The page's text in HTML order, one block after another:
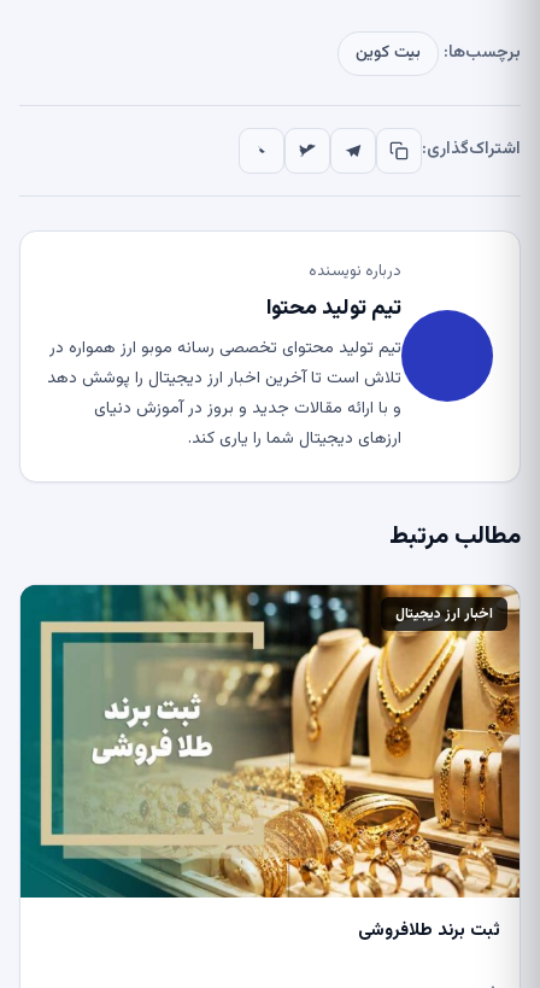
برچسب‌ها: بیت کوین
اشتراک‌گذاری:
درباره نویسنده
تیم تولید محتوا
تیم تولید محتوای تخصصی رسانه موبو ارز همواره در
تلاش است تا آخرین اخبار ارز دیجیتال را پوشش دهد
و با ارائه مقالات جدید و بروز در آموزش دنیای
ارزهای دیجیتال شما را یاری کند.
مطالب مرتبط
اخبار ارز دیجیتال
ثبت برند طلافروشی